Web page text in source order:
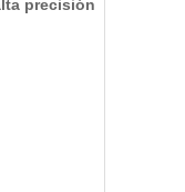
precisión